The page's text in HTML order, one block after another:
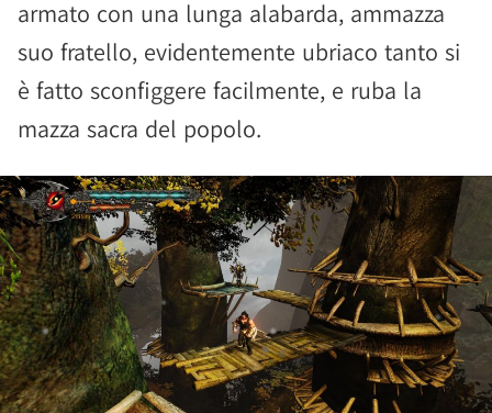
armato con una lunga alabarda, ammazza
suo fratello, evidentemente ubriaco tanto si
è fatto sconfiggere facilmente, e ruba la
mazza sacra del popolo.